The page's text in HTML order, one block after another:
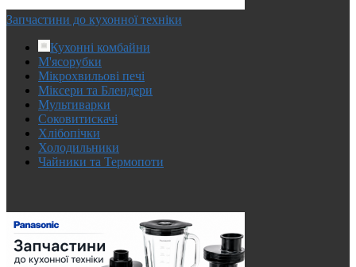
Запчастини до кухонної техніки
Кухонні комбайни
М'ясорубки
Мікрохвильові печі
Міксери та Блендери
Мультиварки
Соковитискачі
Хлібопічки
Холодильники
Чайники та Термопоти